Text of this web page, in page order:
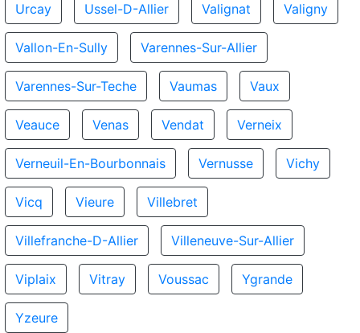
Urcay Ussel-D-Allier Valignat Valigny
Vallon-En-Sully Varennes-Sur-Allier
Varennes-Sur-Teche Vaumas Vaux
Veauce Venas Vendat Verneix
Verneuil-En-Bourbonnais Vernusse Vichy
Vicq Vieure Villebret
Villefranche-D-Allier Villeneuve-Sur-Allier
Viplaix Vitray Voussac Ygrande
Yzeure